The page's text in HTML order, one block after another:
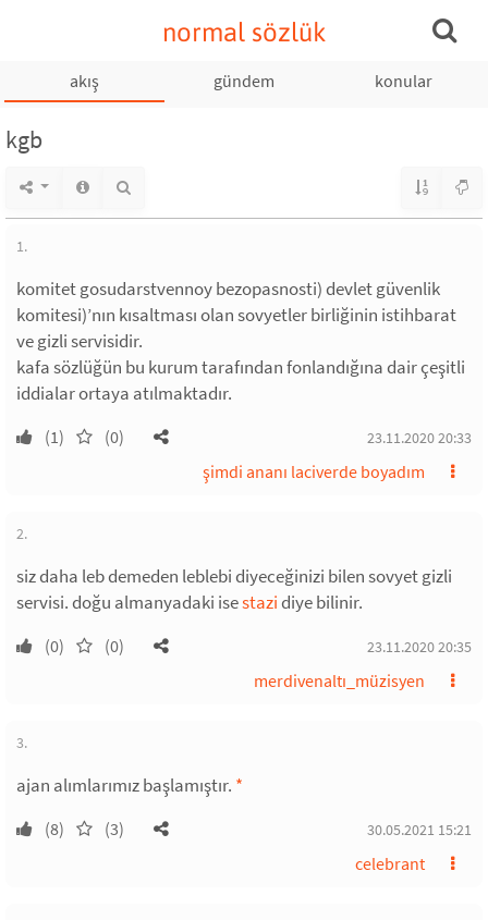
normal sözlük
akış gündem konular
kgb
1.
komitet gosudarstvennoy bezopasnosti) devlet güvenlik
komitesi)’nın kısaltması olan sovyetler birliğinin istihbarat
ve gizli servisidir.
kafa sözlüğün bu kurum tarafından fonlandığına dair çeşitli
iddialar ortaya atılmaktadır.
(1) (0) 23.11.2020 20:33
şimdi ananı laciverde boyadım
2.
siz daha leb demeden leblebi diyeceğinizi bilen sovyet gizli
servisi. doğu almanyadaki isestazidiye bilinir.
(0) (0) 23.11.2020 20:35
merdivenaltı_müzisyen
3.
ajan alımlarımız başlamıştır. *
(8) (3) 30.05.2021 15:21
celebrant